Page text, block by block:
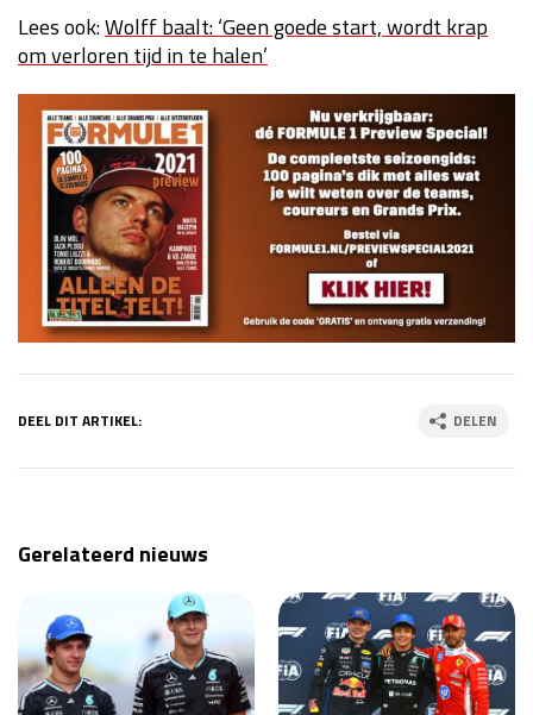
Lees ook:Wolff baalt: ‘Geen goede start, wordt krap
om verloren tijd in te halen’
DEEL DIT ARTIKEL: DELEN
Gerelateerd nieuws